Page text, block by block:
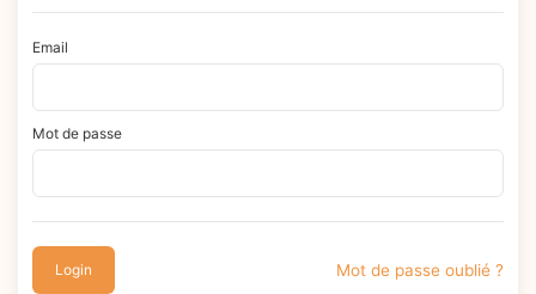
Email
Mot de passe
Login Mot de passe oublié ?